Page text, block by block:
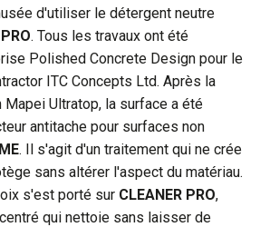
d'utiliser le détergent neutre
. Tous les travaux ont été
Polished Concrete Design pour le
ITC Concepts Ltd. Après la
Ultratop, la surface a été
antitache pour surfaces non
. Il s'agit d'un traitement qui ne crée
sans altérer l'aspect du matériau.
s'est porté sur CLEANER PRO,
qui nettoie sans laisser de